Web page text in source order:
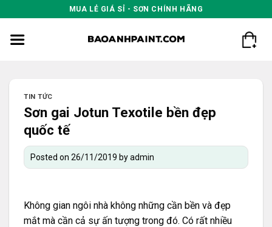
to
content
MUA LẺ GIÁ SỈ - SƠN CHÍNH HÃNG
TIN TỨC
Sơn gai Jotun Texotile bền đẹp
quốc tế
Posted on 26/11/2019 byadmin
Không gian ngôi nhà không những cần bền và đẹp
mắt mà cần cả sự ấn tượng trong đó. Có rất nhiều